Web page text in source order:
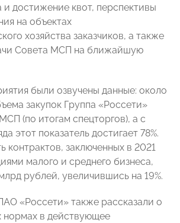
и достижение квот, перспективы
на объектах
хозяйства заказчиков, а также
Совета МСП на ближайшую
были озвучены данные: около
закупок Группа «Россети»
(по итогам спецторгов), а с
этот показатель достигает 78%.
контрактов, заключенных в 2021
малого и среднего бизнеса,
рублей, увеличившись на 19%.
«Россети» также рассказали о
нормах в действующее